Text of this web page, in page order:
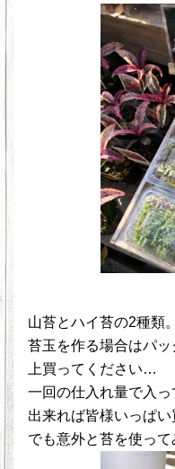
山苔とハイ苔の2種類。
苔玉を作る場合はパ
上買ってください…
一回の仕入れ量で入
出来れば皆様いっぱ
でも意外と苔を使って